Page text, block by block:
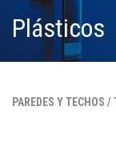
Plásticos
PAREDES Y TECHOS /